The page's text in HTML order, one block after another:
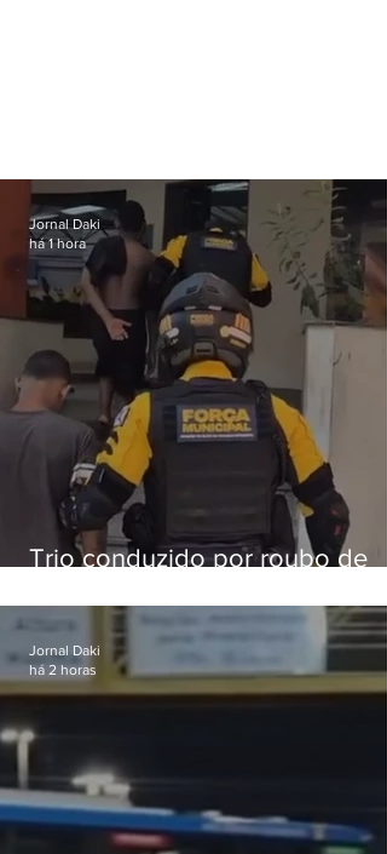
Trio conduzido por roubo de
passagens
Jornal Daki
há 1 hora
Jornal Daki
há 2 horas